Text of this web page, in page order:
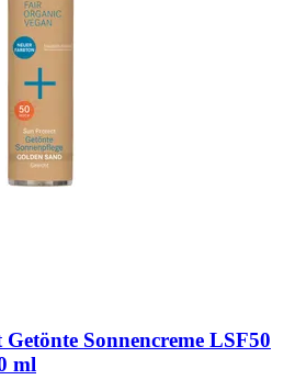
Getönte Sonnencreme LSF50
ml